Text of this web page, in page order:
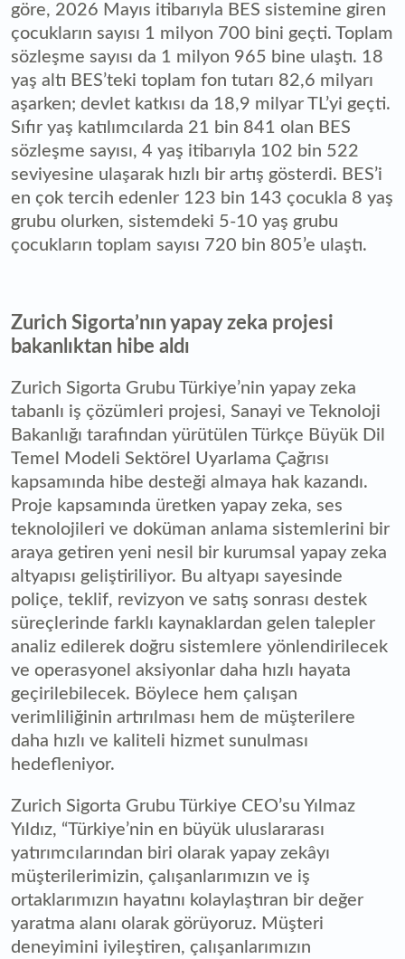
göre, 2026 Mayıs itibarıyla BES sistemine giren
çocukların sayısı 1 milyon 700 bini geçti. Toplam
sözleşme sayısı da 1 milyon 965 bine ulaştı. 18
yaş altı BES’teki toplam fon tutarı 82,6 milyarı
aşarken; devlet katkısı da 18,9 milyar TL’yi geçti.
Sıfır yaş katılımcılarda 21 bin 841 olan BES
sözleşme sayısı, 4 yaş itibarıyla 102 bin 522
seviyesine ulaşarak hızlı bir artış gösterdi. BES’i
en çok tercih edenler 123 bin 143 çocukla 8 yaş
grubu olurken, sistemdeki 5-10 yaş grubu
çocukların toplam sayısı 720 bin 805’e ulaştı.
Zurich Sigorta’nın yapay zeka projesi
bakanlıktan hibe aldı
Zurich Sigorta Grubu Türkiye’nin yapay zeka
tabanlı iş çözümleri projesi, Sanayi ve Teknoloji
Bakanlığı tarafından yürütülen Türkçe Büyük Dil
Temel Modeli Sektörel Uyarlama Çağrısı
kapsamında hibe desteği almaya hak kazandı.
Proje kapsamında üretken yapay zeka, ses
teknolojileri ve doküman anlama sistemlerini bir
araya getiren yeni nesil bir kurumsal yapay zeka
altyapısı geliştiriliyor. Bu altyapı sayesinde
poliçe, teklif, revizyon ve satış sonrası destek
süreçlerinde farklı kaynaklardan gelen talepler
analiz edilerek doğru sistemlere yönlendirilecek
ve operasyonel aksiyonlar daha hızlı hayata
geçirilebilecek. Böylece hem çalışan
verimliliğinin artırılması hem de müşterilere
daha hızlı ve kaliteli hizmet sunulması
hedefleniyor.
Zurich Sigorta Grubu Türkiye CEO’su Yılmaz
Yıldız, “Türkiye’nin en büyük uluslararası
yatırımcılarından biri olarak yapay zekâyı
müşterilerimizin, çalışanlarımızın ve iş
ortaklarımızın hayatını kolaylaştıran bir değer
yaratma alanı olarak görüyoruz. Müşteri
deneyimini iyileştiren, çalışanlarımızın